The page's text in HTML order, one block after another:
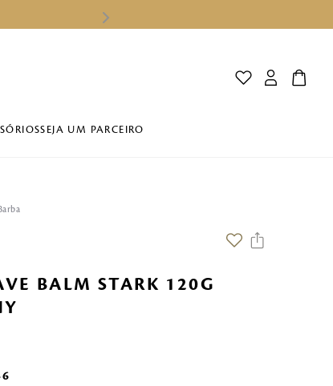
SEJA UM PARCEIRO
Barba
BALM STARK 120G